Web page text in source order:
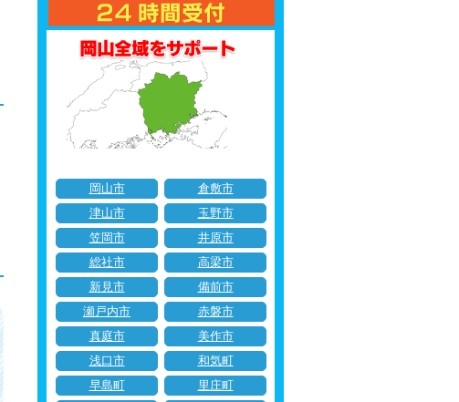
岡山市
倉敷市
津山市
玉野市
笠岡市
井原市
総社市
高梁市
新見市
備前市
瀬戸内市
赤磐市
真庭市
美作市
浅口市
和気町
早島町
里庄町